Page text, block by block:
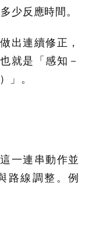
少反應時間。
出連續修正，
就是「感知－
」。
一連串動作並
路線調整。例